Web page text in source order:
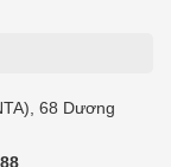
68 Dương